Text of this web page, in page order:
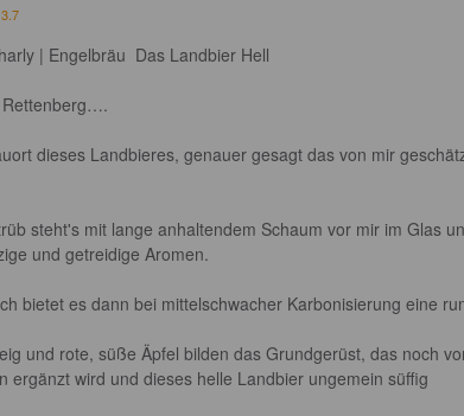
3.7
| Engelbräu  Das Landbier Hell
Rettenberg….
dieses Landbieres, genauer gesagt das von mir
steht's mit lange anhaltendem Schaum vor mir im Glas
und getreidige Aromen.
bietet es dann bei mittelschwacher Karbonisierung eine
und rote, süße Äpfel bilden das Grundgerüst, das noch
ergänzt wird und dieses helle Landbier ungemein süffig